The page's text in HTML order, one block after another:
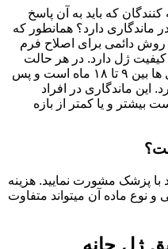
که باید به آن پاسخ
ماندگاری دارد؟ همانطور که
دائمی برای اصلاح فرم
کیفیت ژل دارد. در هر حالت
بهتر است بدانید که ماندگاری این ژل ها بین ۹ تا ۱۸ ماه است و پس
این ماندگاری در افراد
و یا کمتر از بازه
با پزشک مشورت نمایید. هزینه
نوع ماده آن میتواند متفاوت
ژل چانه